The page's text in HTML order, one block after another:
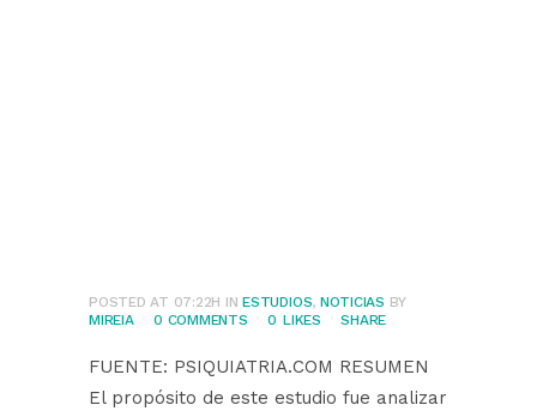
POSTED AT 07:22H INESTUDIOS, NOTICIAS BY
MIREIA
0 COMMENTS 0 LIKES SHARE
FUENTE: PSIQUIATRIA.COM RESUMEN
El propósito de este estudio fue analizar